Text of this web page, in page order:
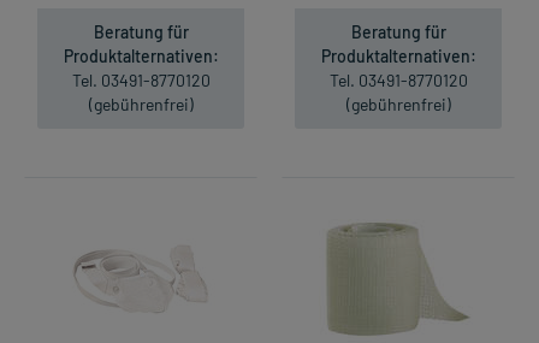
Beratung für
Produktalternativen:
Tel. 03491-8770120
(gebührenfrei)
Beratung für
Produktalternativen:
Tel. 03491-8770120
(gebührenfrei)